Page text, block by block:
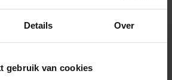
Details Over
gebruik van cookies